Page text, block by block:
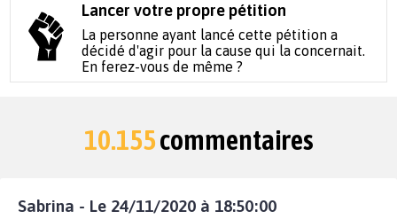
Lancer votre propre pétition
La personne ayant lancé cette pétition a
décidé d'agir pour la cause qui la concernait.
En ferez-vous de même ?
10.155commentaires
Sabrina - Le 24/11/2020 à 18:50:00